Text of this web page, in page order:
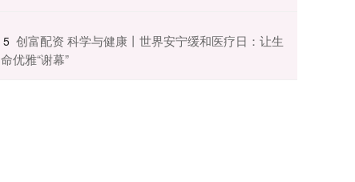
5 ​创富配资 科学与健康丨世界安宁缓和医疗日：让生
命优雅“谢幕”